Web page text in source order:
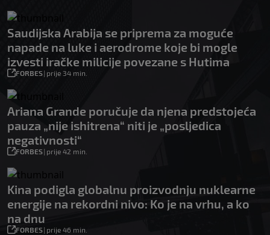
Saudijska Arabija se priprema za moguće
napade na luke i aerodrome koje bi mogle
izvesti iračke milicije povezane s Hutima
FORBES| prije 34 min.
Ariana Grande poručuje da njena predstojeća
pauza „nije ishitrena“ niti je „posljedica
negativnosti“
FORBES| prije 42 min.
Kina podigla globalnu proizvodnju nuklearne
energije na rekordni nivo: Ko je na vrhu, a ko
na dnu
FORBES| prije 46 min.